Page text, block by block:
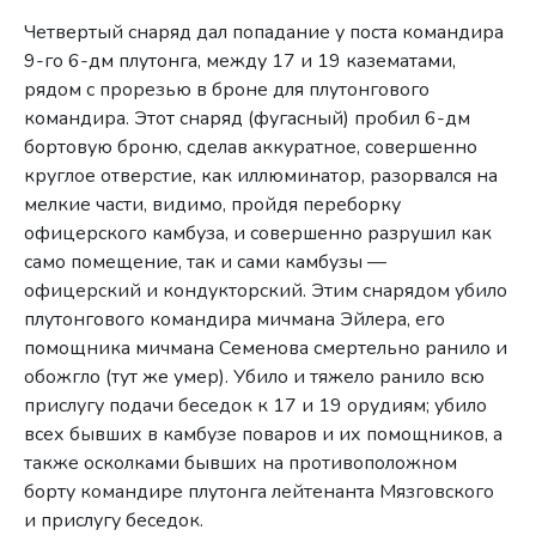
Четвертый снаряд дал попадание у поста командира
9-го 6-дм плутонга, между 17 и 19 казематами,
рядом с проре­зью в броне для плутонгового
командира. Этот снаряд (фугас­ный) пробил 6-дм
бортовую броню, сделав аккуратное, совер­шенно
круглое отверстие, как иллюминатор, разорвался на
мелкие части, видимо, пройдя переборку
офицерского камбуза, и совершенно разрушил как
само помещение, так и сами камбу­зы —
офицерский и кондукторский. Этим снарядом убило
плу­тонгового командира мичмана Эйлера, его
помощника мичмана Семенова смертельно ранило и
обожгло (тут же умер). Убило и тяжело ранило всю
прислугу подачи беседок к 17 и 19 орудиям; убило
всех бывших в камбузе поваров и их помощников, а
также осколками бывших на противоположном
борту командире плутонга лейтенанта Мязговского
и прислугу беседок.